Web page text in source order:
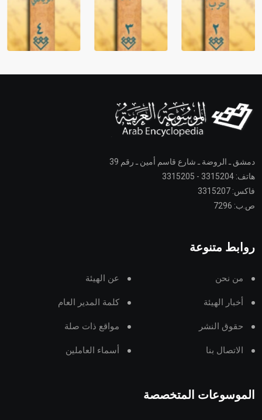
دمشق ـ الروضة ـ شارع قاسم أمين ـ رقم 39
هاتف: 3315204 - 3315205
فاكس: 3315207
ص.ب: 7296
روابط متنوعة
من نحن عن الهيئة
أخبار الهيئة كلمة المدير العام
حقوق النشر مواقع ذات صلة
الاتصال بنا أسماء العاملين
الموسوعات المتخصصة